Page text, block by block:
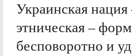
Украинская нация
этническая –
бесповоротно и